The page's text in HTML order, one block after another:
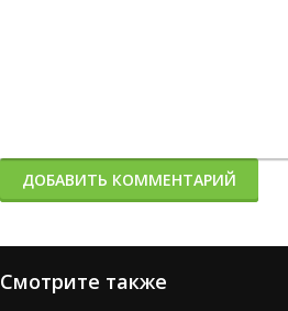
ДОБАВИТЬ КОММЕНТАРИЙ
Смотрите также